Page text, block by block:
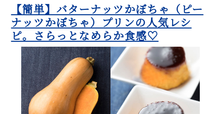
【簡単】バターナッツかぼちゃ（ピー
ナッツかぼちゃ）プリンの人気レシ
ピ。さらっとなめらか食感♡